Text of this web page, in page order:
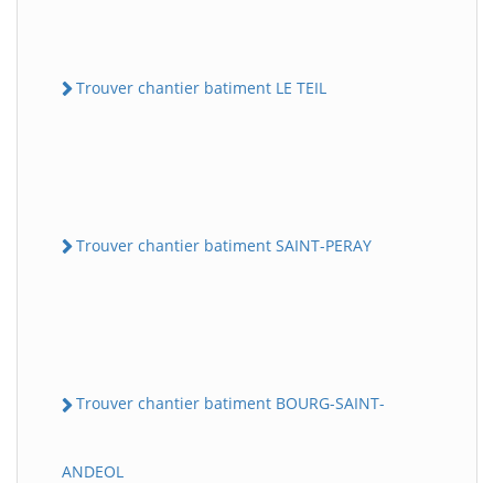
Trouver chantier batiment LE TEIL
Trouver chantier batiment SAINT-PERAY
Trouver chantier batiment BOURG-SAINT-
ANDEOL